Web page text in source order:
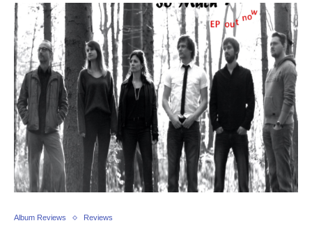
Album Reviews Reviews